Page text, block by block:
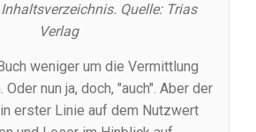
Quelle: Trias
Verlag
weniger um die Vermittlung
nun ja, doch, "auch". Aber der
erster Linie auf dem Nutzwert